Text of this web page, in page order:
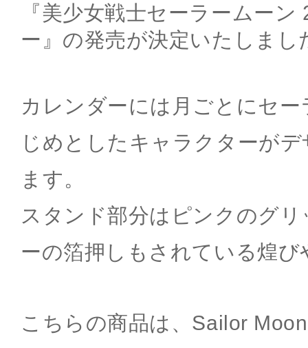
『美少女戦士セーラームー
ー』の発売が決定いたしまし
カレンダーには月ごとにセ
じめとしたキャラクターが
ます。
スタンド部分はピンクのグ
ーの箔押しもされている煌
こちらの商品は、Sailor